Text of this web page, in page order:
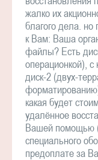
жалко их
благого дела.
к Вам: Ваша
файлы? Есть
операционкой),
диск-2 (двух-
какая будет
удалённое
Вашей помощью
специального
предоплате за